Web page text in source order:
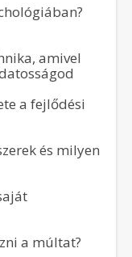
amivel
a fejlődési
és milyen
a múltat?